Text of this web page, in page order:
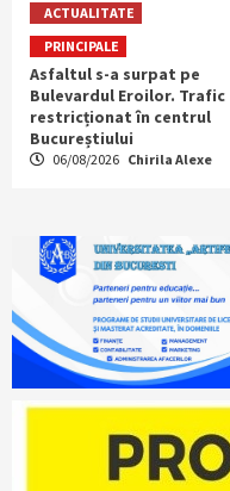
ACTUALITATE
PRINCIPALE
Asfaltul s-a surpat pe
Bulevardul Eroilor. Trafic
restricționat în centrul
Bucureștiului
06/08/2026 Chirila Alexe